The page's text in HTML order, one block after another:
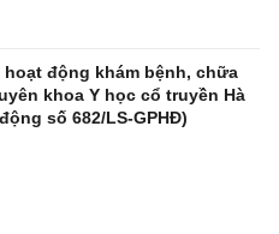
động khám bệnh, chữa
khoa Y học cổ truyền Hà
số 682/LS-GPHĐ)